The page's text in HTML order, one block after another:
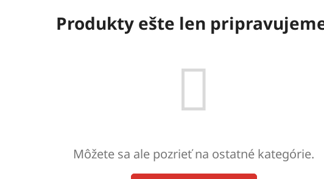
Produkty ešte len
Môžete sa ale pozrieť na ostatné kategórie.